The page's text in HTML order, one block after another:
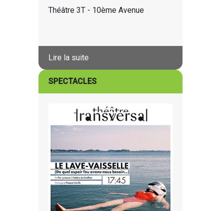
Théâtre 3T - 10ème Avenue
Lire la suite
SPECTACLES